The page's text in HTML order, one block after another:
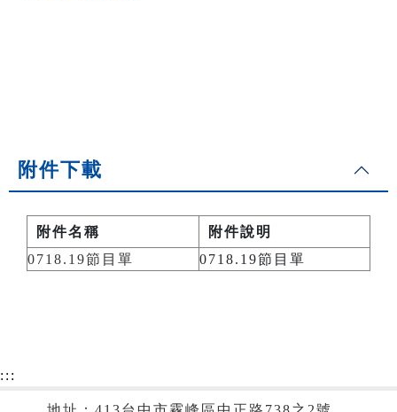
附件下載
附件名稱
附件說明
0718.19節目單
0718.19節目單
:::